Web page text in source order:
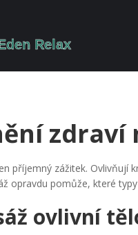
zdraví
příjemný zážitek. Ovlivňují
opravdu pomůže, které
ovlivní